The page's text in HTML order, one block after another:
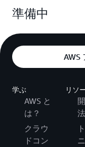
準備中
AWS
学ぶ
AWS と
は？
クラウ
ドコン
リソ
法